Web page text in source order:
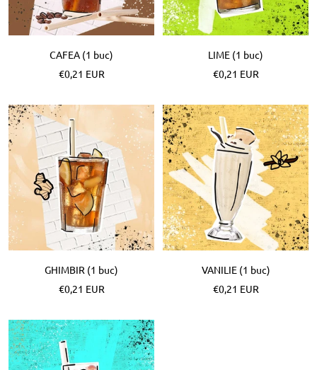
CAFEA (1 buc)
Pret
€0,21 EUR
LIME (1 buc)
Pret
€0,21 EUR
GHIMBIR (1 buc)
Pret
€0,21 EUR
VANILIE (1 buc)
Pret
€0,21 EUR